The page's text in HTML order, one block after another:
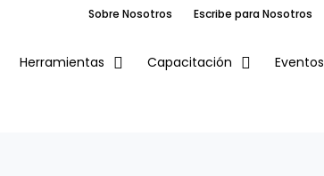
Sobre Nosotros Escribe para Nosotros
Herramientas Capacitación Eventos